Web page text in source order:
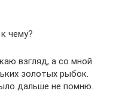
чему?
взгляд, а со мной
золотых рыбок.
дальше не помню.